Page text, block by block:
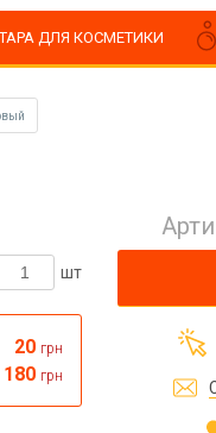
Косметические
Пищевые
Все для
Все для
ТАРА ДЛЯ КОСМЕТИКИ
шт
20 грн
180 грн